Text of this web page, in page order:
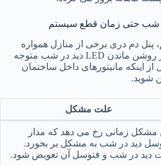
پنل دم دری برخی از منازل همواره
روشن است و این مورد را از روشن ماندن LED دید در شب متوجه
اینکه مانیتورهای داخل ساختمان
شوید.
علت مشکل
مشکل زمانی رخ می دهد که مدار
دید در شب به مشکل بر بخورد.
دید در شب و فتوسل آن تعویض شود.